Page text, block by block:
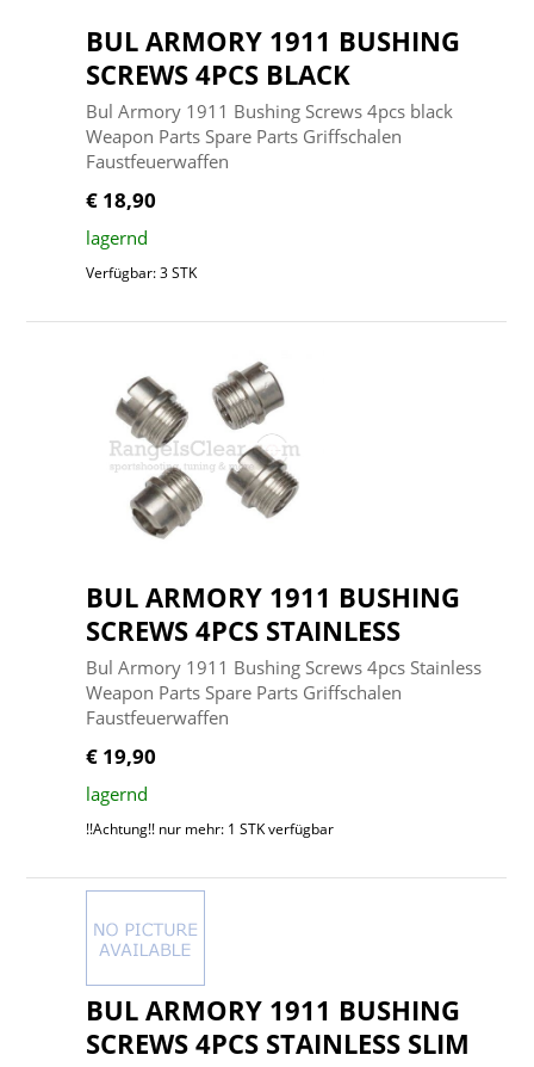
BUL ARMORY 1911 BUSHING
SCREWS 4PCS BLACK
Bul Armory 1911 Bushing Screws 4pcs black
Weapon Parts Spare Parts Griffschalen
Faustfeuerwaffen
€ 18,90
lagernd
Verfügbar: 3 STK
BUL ARMORY 1911 BUSHING
SCREWS 4PCS STAINLESS
Bul Armory 1911 Bushing Screws 4pcs Stainless
Weapon Parts Spare Parts Griffschalen
Faustfeuerwaffen
€ 19,90
lagernd
!!Achtung!! nur mehr: 1 STK verfügbar
BUL ARMORY 1911 BUSHING
SCREWS 4PCS STAINLESS SLIM